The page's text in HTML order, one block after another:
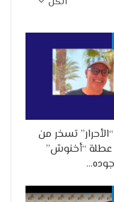
“الأحرار” تسخر من
“أخنوش”